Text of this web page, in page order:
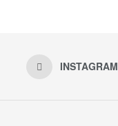
INSTAGRAM